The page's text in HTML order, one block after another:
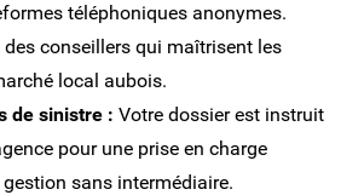
téléphoniques anonymes.
conseillers qui maîtrisent les
local aubois.
de sinistre : Votre dossier est instruit
pour une prise en charge
gestion sans intermédiaire.